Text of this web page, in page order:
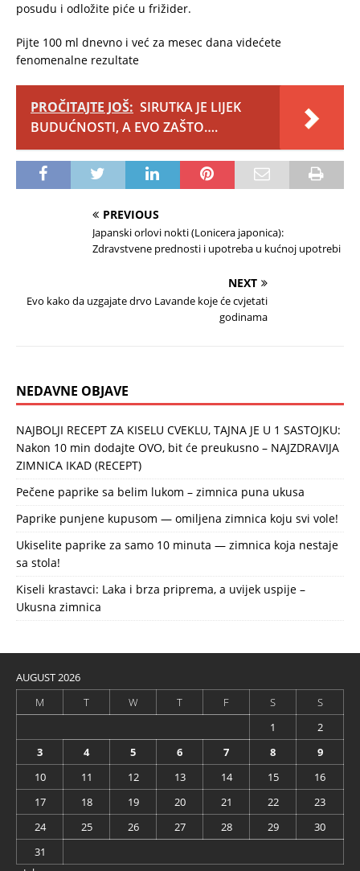
posudu i odložite piće u frižider.
Pijte 100 ml dnevno i već za mesec dana videćete
fenomenalne rezultate
PROČITAJTE JOŠ: SIRUTKA JE LIJEK
BUDUĆNOSTI, A EVO ZAŠTO….
PREVIOUS
Japanski orlovi nokti (Lonicera japonica):
Zdravstvene prednosti i upotreba u kućnoj upotrebi
NEXT
Evo kako da uzgajate drvo Lavande koje će cvjetati
godinama
NEDAVNE OBJAVE
NAJBOLJI RECEPT ZA KISELU CVEKLU, TAJNA JE U 1 SASTOJKU:
Nakon 10 min dodajte OVO, bit će preukusno – NAJZDRAVIJA
ZIMNICA IKAD (RECEPT)
Pečene paprike sa belim lukom – zimnica puna ukusa
Paprike punjene kupusom — omiljena zimnica koju svi vole!
Ukiselite paprike za samo 10 minuta — zimnica koja nestaje
sa stola!
Kiseli krastavci: Laka i brza priprema, a uvijek uspije –
Ukusna zimnica
AUGUST 2026
M
T W T F S
S
1
2
3
4 5 6 7 8
9
10
11 12 13 14 15
16
17
18 19 20 21 22
23
24
25 26 27 28 29
30
31